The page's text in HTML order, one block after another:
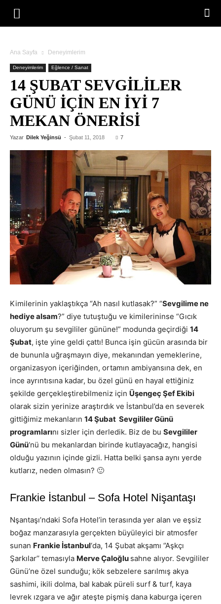
Ana Sayfa Deneyimlerim
Deneyimlerim Eğlence / Sanat
14 ŞUBAT SEVGILILER
GÜNÜ İÇIN EN İYI 7
MEKAN ÖNERISI
Yazar Dilek Yeğinsü - Şubat 11, 2018 7
Kimilerinin yaklaştıkça “Ah nasıl kutlasak?” “Sevgilime ne
hediye alsam?” diye tutuştuğu ve kimilerininse “Gıcık
oluyorum şu sevgililer gününe!” modunda geçirdiği 14
Şubat, işte yine geldi çattı! Bunca işin gücün arasında bir
de bununla uğraşmayın diye, mekanından yemeklerine,
organizasyon içeriğinden, ortamın ambiyansına dek, en
ince ayrıntısına kadar, bu özel günü en hayal ettiğiniz
şekilde gerçekleştirebilmeniz için Üşengeç Şef Ekibi
olarak sizin yerinize araştırdık ve İstanbul’da en severek
gittiğimiz mekanların 14 Şubat Sevgililer Günü
programlarını sizler için derledik. Biz de bu Sevgililer
Günü‘nü bu mekanlardan birinde kutlayacağız, hangisi
olduğu yazının içinde gizli. Hatta belki şansa aynı yerde
kutlarız, neden olmasın? 🙂
Frankie İstanbul – Sofa Hotel Nişantaşı
Nşantaşı’ndaki Sofa Hotel’in terasında yer alan ve eşsiz
boğaz manzarasıyla gerçekten büyüleyici bir atmosfer
sunan Frankie İstanbul‘da, 14 Şubat akşamı ‘’Aşkçı
Şarkılar’’ temasıyla Merve Çaloğlu sahne alıyor. Sevgililer
Günü’ne özel sunduğu; kök sebzelere sarılmış akya
sashimi, ikili dolma, bal kabak püreli surf & turf, kaya
levrek ızgara ve ağır ateşte pişmiş dana kaburga içeren